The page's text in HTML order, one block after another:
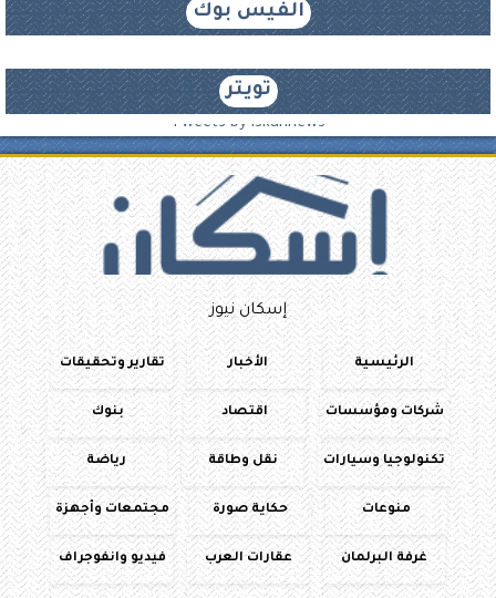
الفيس بوك
تويتر
Tweets by iskannews
إسكان نيوز
الرئيسية الأخبار تقارير وتحقيقات
شركات ومؤسسات اقتصاد بنوك
تكنولوجيا وسيارات نقل وطاقة رياضة
منوعات حكاية صورة مجتمعات وأجهزة
غرفة البرلمان عقارات العرب فيديو وانفوجراف